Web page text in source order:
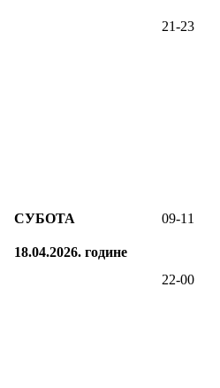
21-23
СУБОТА
18.04.2026. године
09-1 1
22-00